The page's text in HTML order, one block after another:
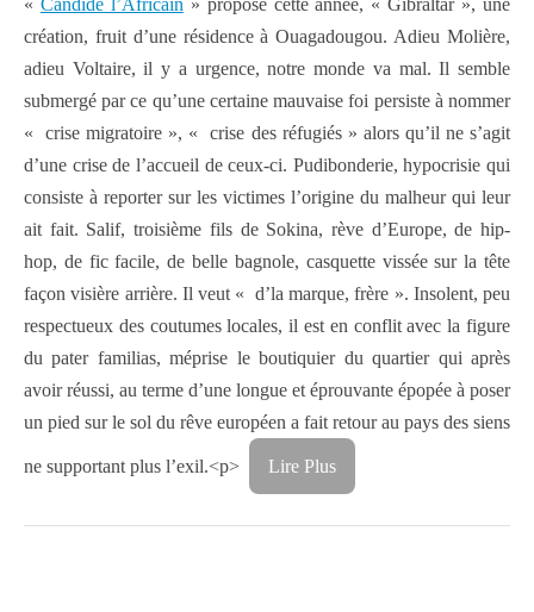
création, fruit d’une résidence à Ouagadougou. Adieu Molière,
adieu Voltaire, il y a urgence, notre monde va mal. Il semble
submergé par ce qu’une certaine mauvaise foi persiste à nommer
« crise migratoire », « crise des réfugiés » alors qu’il ne s’agit
d’une crise de l’accueil de ceux-ci. Pudibonderie, hypocrisie qui
consiste à reporter sur les victimes l’origine du malheur qui leur
ait fait. Salif, troisième fils de Sokina, rève d’Europe, de hip-
hop, de fic facile, de belle bagnole, casquette vissée sur la tête
façon visière arrière. Il veut « d’la marque, frère ». Insolent, peu
respectueux des coutumes locales, il est en conflit avec la figure
du pater familias, méprise le boutiquier du quartier qui après
avoir réussi, au terme d’une longue et éprouvante épopée à poser
un pied sur le sol du rêve européen a fait retour au pays des siens
ne supportant plus l’exil.<p> Lire Plus